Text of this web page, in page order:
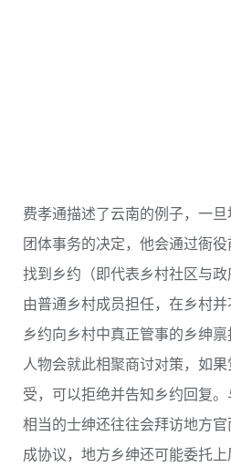
费孝通描述了云南的例子，一
团体事务的决定，他会通过衙
找到乡约（即代表乡村社区与
由普通乡村成员担任，在乡村
乡约向乡村中真正管事的乡绅
人物会就此相聚商讨对策，如
受，可以拒绝并告知乡约回复
相当的士绅还往往会拜访地方
成协议，地方乡绅还可能委托